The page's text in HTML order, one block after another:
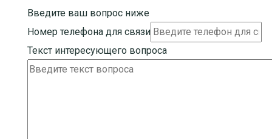
Введите ваш вопрос ниже
Номер телефона для связи
Текст интересующего вопроса